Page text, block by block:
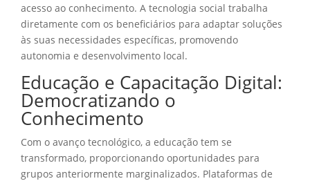
acesso ao conhecimento. A tecnologia social trabalha
diretamente com os beneficiários para adaptar soluções
às suas necessidades específicas, promovendo
autonomia e desenvolvimento local.
Educação e Capacitação Digital:
Democratizando o
Conhecimento
Com o avanço tecnológico, a educação tem se
transformado, proporcionando oportunidades para
grupos anteriormente marginalizados. Plataformas de